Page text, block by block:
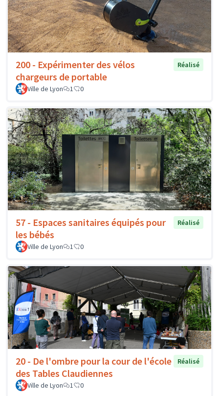
200 - Expérimenter des vélos
chargeurs de portable
Réalisé
Ville de Lyon 1 0
57 - Espaces sanitaires équipés pour
les bébés
Réalisé
Ville de Lyon 1 0
20 - De l'ombre pour la cour de l'école
des Tables Claudiennes
Réalisé
Ville de Lyon 1 0